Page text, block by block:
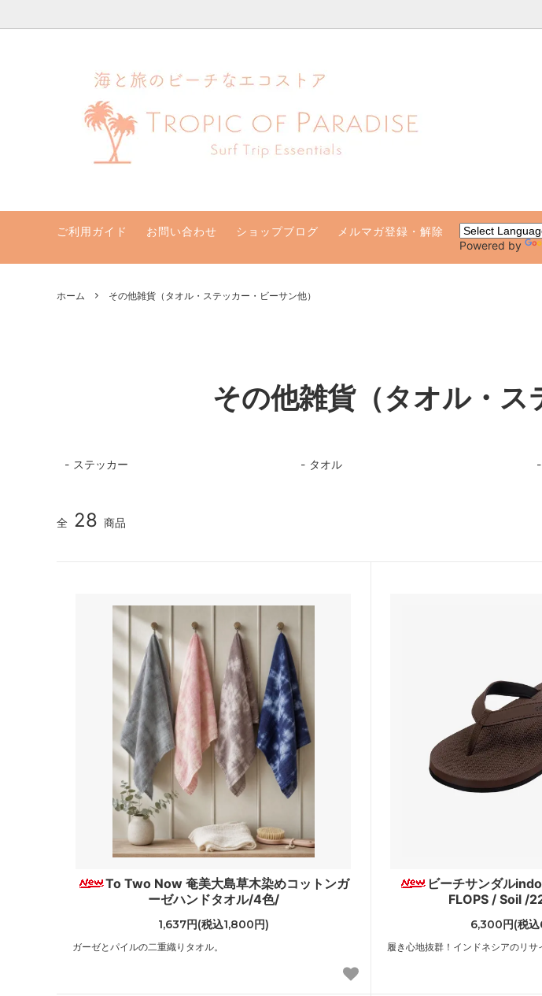
ビキニセット&ワンピース ビキニトップス（一部SALE）
【一般】水着お取り寄せ
クリアランスセール！最大70％オフ 新着商品
水着サイズ別 取扱店専用ページ
支払い・配送・返品・交換について ハニーガールが他の水着と違う10の理由
ご利用ガイド お問い合わせ ショップブログ
メルマガ登録・解除
Powered by
ホーム その他雑貨（タオル・ステッカー・ビーサン他）
その他雑貨（タオル・ス
ステッカー タオル
全 28 商品
To Two Now 奄美大島草木染めコットンガ
ーゼハンドタオル/4色/
1,637円(税込1,800円)
ガーゼとパイルの二重織りタオル。
ビーチサンダル
FLOPS / Soil /
6,300円(税
履き心地抜群！インドネシアのリサ